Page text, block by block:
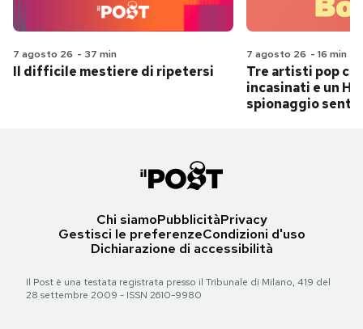
7 agosto 26 - 37 min
Il difficile mestiere di ripetersi
7 agosto 26 - 16 min
Tre artisti pop
incasinati e un
spionaggio
Chi siamoPubblicitàPrivacy
Gestisci le preferenzeCondizioni d'uso
Dichiarazione di accessibilità
Il Post è una testata registrata presso il Tribunale di Milano, 419 del
28 settembre 2009 - ISSN 2610-9980